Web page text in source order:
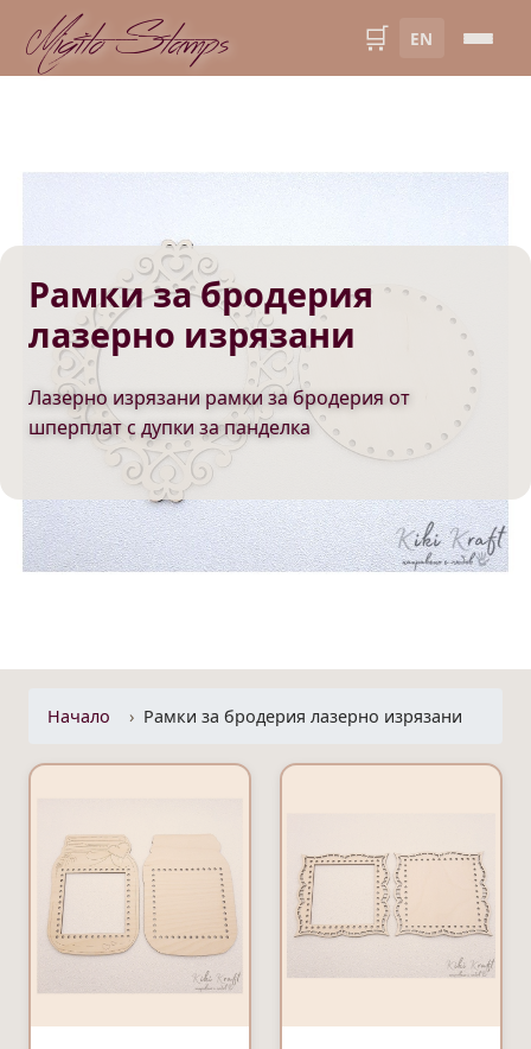
Migito Stamps 🛒 EN
Рамки за бродерия
лазерно изрязани
Лазерно изрязани рамки за бродерия от
шперплат с дупки за панделка
Начало Рамки за бродерия лазерно изрязани